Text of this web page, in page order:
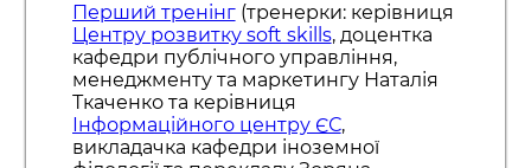
Перший тренінг(тренерки: керівниця
Центру розвитку soft skills, доцентка
кафедри публічного управління,
менеджменту та маркетингу Наталія
Ткаченко та керівниця
Інформаційного центру ЄС,
викладачка кафедри іноземної